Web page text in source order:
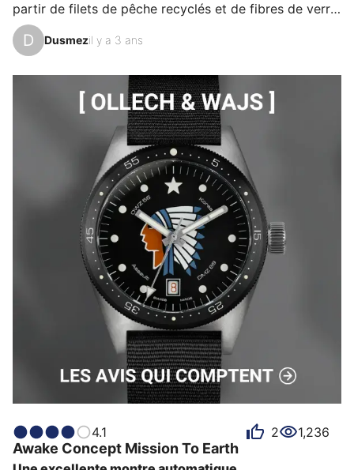
l'espace à chaque mise au poignet !
partir de filets de pêche recyclés et de fibres de verre.
c’est un mouvement japonais à l’énergie solaire qui
anime cette édition spéciale. Il se recharge à la lumière
changement de pile, pas de déchets. Et donc, une
excellente alternative – durable et économique – au
mouvement à quartz traditionnel. Son bracelet est
confectionné en BioPOLY, un polymère végétal à…
D Dusmezil y a 3 ans
4.1 2 1,236
Awake Concept Mission To Earth